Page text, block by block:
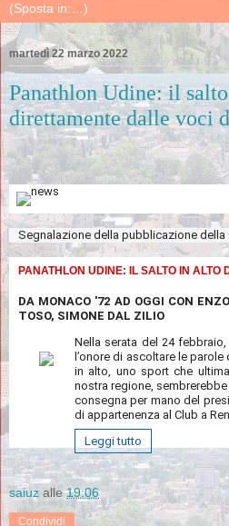
martedì 22 marzo 2022
Panathlon Udine: il
direttamente dalle voci
Segnalazione della pubblicazione della
PANATHLON UDINE: IL SALTO IN ALTO
DA MONACO '72 AD OGGI CON
TOSO, SIMONE DAL ZILIO
Nella serata del 24
l’onore di ascoltare le
in alto, uno sport che
nostra regione,
consegna per mano del
di appartenenza al Club a
Leggi tutto
saiuz alle19:06
Condividi